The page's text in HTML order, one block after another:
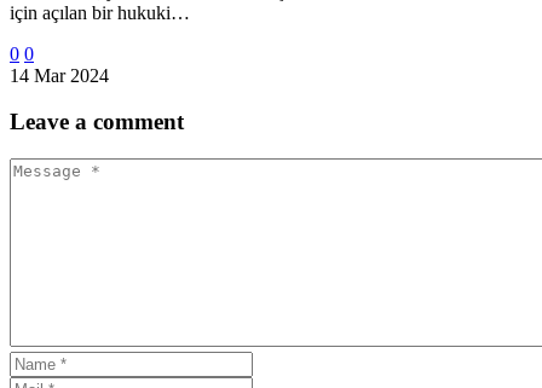
için açılan bir hukuki…
0 0
14 Mar 2024
Leave a comment